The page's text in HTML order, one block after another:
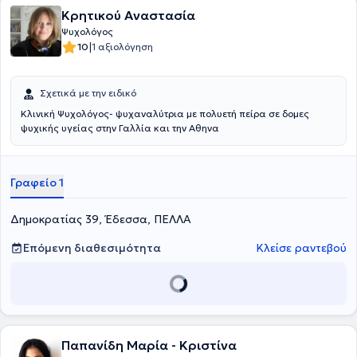
επιθυμεί, με τον δικό του, μοναδικό τρόπο.
Κρητικού Αναστασία
Ψυχολόγος
10|1 αξιολόγηση
Σχετικά με την ειδικό
Κλινική Ψυχολόγος- ψυχαναλύτρια με πολυετή πείρα σε δομες
ψυχικής υγείας στην Γαλλία και την Αθηνα
Γραφείο 1
Δημοκρατίας 39, Έδεσσα, ΠΕΛΛΑ
Επόμενη διαθεσιμότητα
Κλείσε ραντεβού
Παπανίδη Μαρία - Κριστίνα